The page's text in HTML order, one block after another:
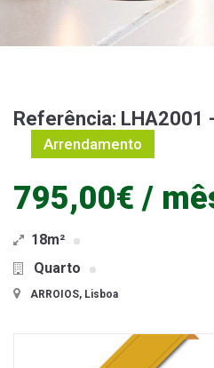
Referência: LHA2001
Arrendamento
795,00€ /
18m²
Quarto
ARROIOS, Lisboa